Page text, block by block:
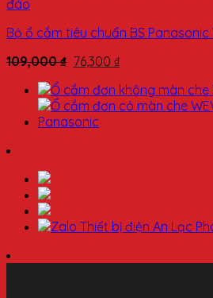
Bộ ổ cắm tiêu chuẩn BS Panasonic
109,000₫ 76,300 ₫